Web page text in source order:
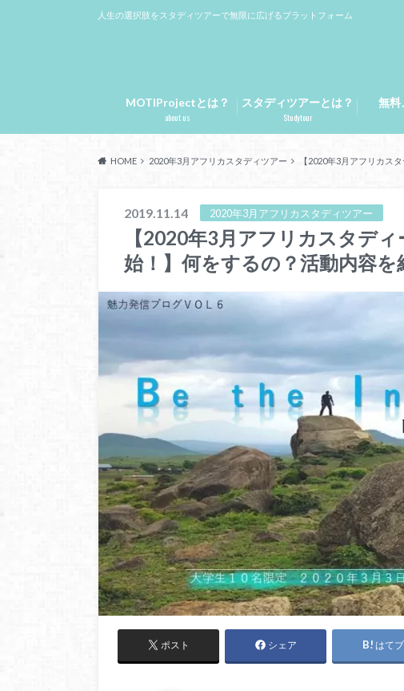
人生の選択肢をスタディツアーで無限に広げるプラットフォーム
MOTIProjectとは？
about us
スタディツアーとは？
Studytour
無料
HOME 2020年3月アフリカスタディツアー 【2020年3月アフリカス
2019.11.14 2020年3月アフリカスタディツアー
【2020年3月アフリカスタデ
始！】何をするの？活動内容を
ポスト シェア はてブ